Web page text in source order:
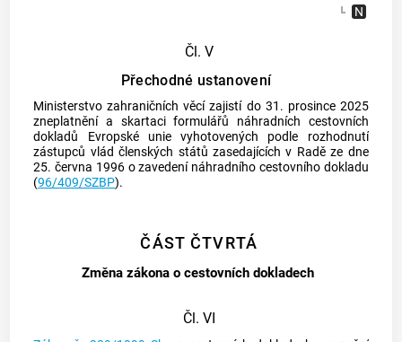
Čl. V
Přechodné ustanovení
Ministerstvo zahraničních věcí zajistí do 31. prosince 2025
zneplatnění a skartaci formulářů náhradních cestovních
dokladů Evropské unie vyhotovených podle rozhodnutí
zástupců vlád členských států zasedajících v Radě ze dne
25. června 1996 o zavedení náhradního cestovního dokladu
(96/409/SZBP).
ČÁST ČTVRTÁ
Změna zákona o cestovních dokladech
Čl. VI